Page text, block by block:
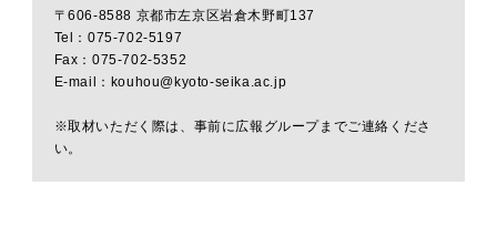
〒606-8588 京都市左京区岩倉木野町137
Tel：075-702-5197
Fax：075-702-5352
E-mail：kouhou@kyoto-seika.ac.jp
※取材いただく際は、事前に広報グループまでご連絡くださ
い。